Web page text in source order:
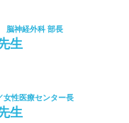
脳神経外科 部長
生
女性医療センター長
生